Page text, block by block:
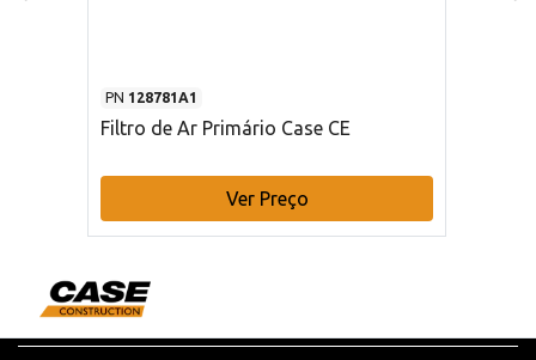
PN 128781A1
Filtro de Ar Primário Case CE
Ver Preço